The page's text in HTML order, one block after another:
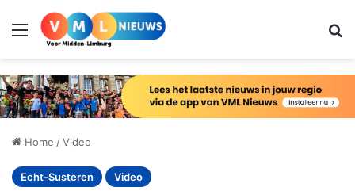
Menu
Home /Video
Echt-Susteren Video